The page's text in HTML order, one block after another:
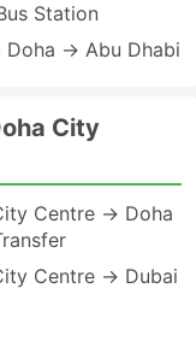
Station
Doha → Abu Dhabi
City
Centre → Doha
Centre → Dubai